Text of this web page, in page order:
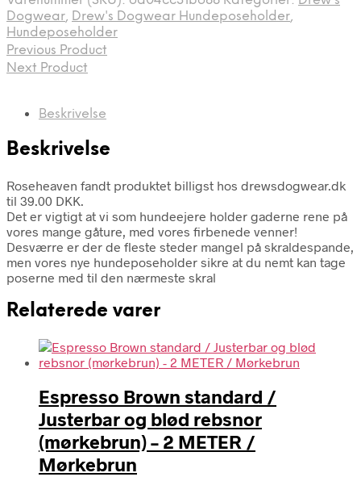
Dogwear, Drew's Dogwear Hundeposeholder,
Hundeposeholder
Previous Product
Next Product
Beskrivelse
Beskrivelse
Roseheaven fandt produktet billigst hos drewsdogwear.dk
til 39.00 DKK.
Det er vigtigt at vi som hundeejere holder gaderne rene på
vores mange gåture, med vores firbenede venner!
Desværre er der de fleste steder mangel på skraldespande,
men vores nye hundeposeholder sikre at du nemt kan tage
poserne med til den nærmeste skral
Relaterede varer
Espresso Brown standard /
Justerbar og blød rebsnor
(mørkebrun) – 2 METER /
Mørkebrun